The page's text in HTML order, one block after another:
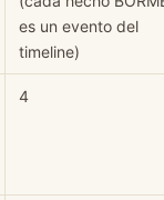
es un evento del
timeline)
4